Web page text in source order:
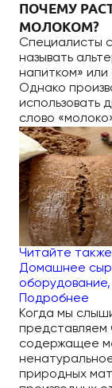
ПОЧЕМУ
МОЛОКОМ?
Специалисты
называть
напитком» или
Однако
использовать
слово
Читайте
Домашнее
оборудование,
Подробнее
Когда мы
представляем
содержащее
природных